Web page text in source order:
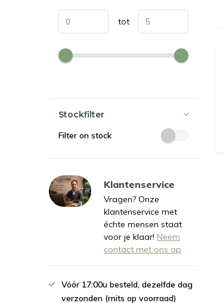
tot
Stockfilter
Filter on stock
Klantenservice
Vragen? Onze
klantenservice met
échte mensen staat
voor je klaar! Neem
contact met ons op
Vóór 17:00u besteld, dezelfde dag
verzonden (mits op voorraad)